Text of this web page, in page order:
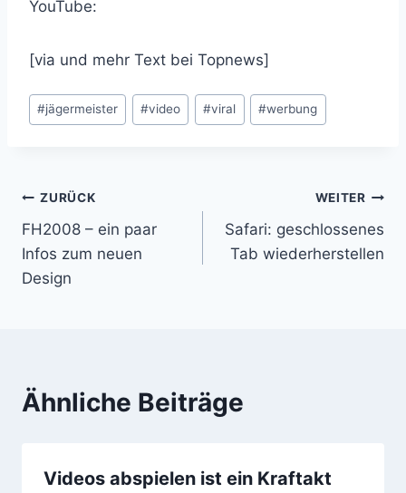
YouTube:
[via und mehr Text bei Topnews]
Schlagworte:
#jägermeister #video #viral #werbung
Beitragsnavigation
ZURÜCK
FH2008 – ein paar
Infos zum neuen
Design
WEITER
Safari: geschlossenes
Tab wiederherstellen
Ähnliche Beiträge
Videos abspielen ist ein Kraftakt